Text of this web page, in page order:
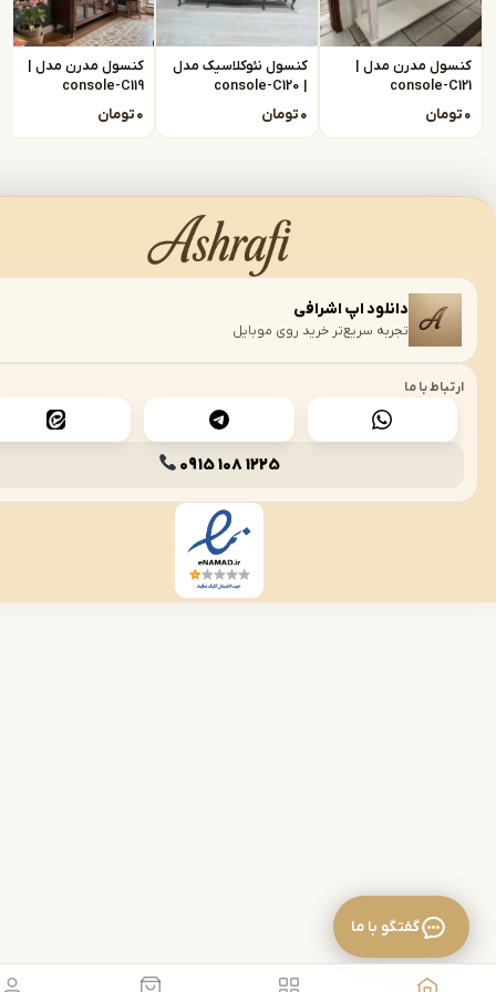
مدرن مدل |
کنسول نئوکلاسیک مدل
کنسول مدرن مدل |
console-C119
دانلود اپ اشرافی
تجربه سریع‌تر خرید روی موبایل
با ما
0915 108 1225
گفتگو با ما